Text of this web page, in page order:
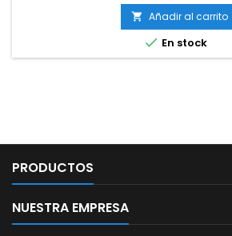
 Añadir al carrito
 En stock
PRODUCTOS
NUESTRA EMPRESA